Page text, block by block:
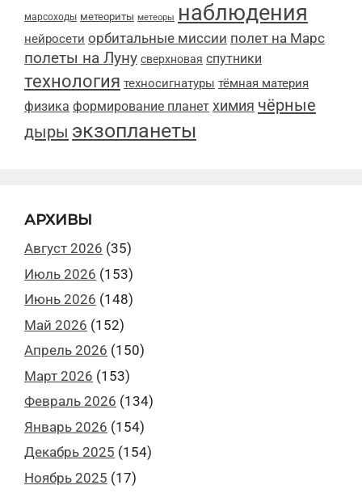
марсоходы метеориты метеоры наблюдения
нейросети орбитальные миссии полет на Марс
полеты на Луну сверхновая спутники
технология техносигнатуры тёмная материя
физика формирование планет химия чёрные
дыры экзопланеты
АРХИВЫ
Август 2026 (35)
Июль 2026 (153)
Июнь 2026 (148)
Май 2026 (152)
Апрель 2026 (150)
Март 2026 (153)
Февраль 2026 (134)
Январь 2026 (154)
Декабрь 2025 (154)
Ноябрь 2025 (17)